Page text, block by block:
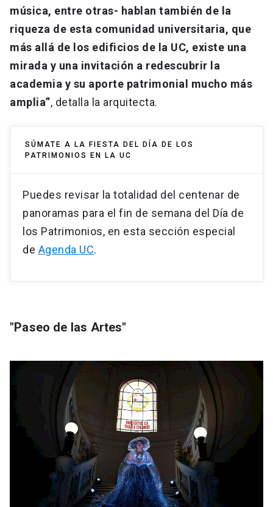
música, entre otras- hablan también de la
riqueza de esta comunidad universitaria, que
más allá de los edificios de la UC, existe una
mirada y una invitación a redescubrir la
academia y su aporte patrimonial mucho más
amplia”, detalla la arquitecta.
SÚMATE A LA FIESTA DEL DÍA DE LOS
PATRIMONIOS EN LA UC
Puedes revisar la totalidad del centenar de
panoramas para el fin de semana del Día de
los Patrimonios, en esta sección especial
de Agenda UC.
"Paseo de las Artes"